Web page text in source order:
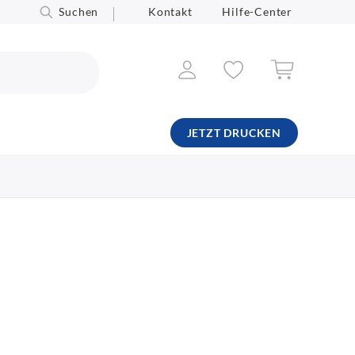
Suchen Kontakt Hilfe-Center
JETZT DRUCKEN